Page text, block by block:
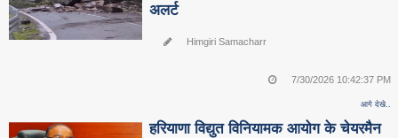
अलर्ट
Himgiri Samacharr
7/30/2026 10:42:37 PM
आगे देखे..
हरियाणा विद्युत विनियामक आयोग के चेयरमैन